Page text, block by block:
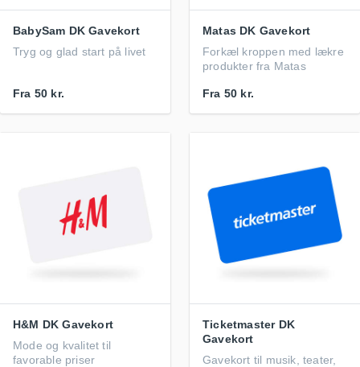
BabySam DK Gavekort
Tryg og glad start på livet
Fra 50 kr.
Matas DK Gavekort
Forkæl kroppen med lækre
produkter fra Matas
Fra 50 kr.
H&M DK Gavekort
Mode og kvalitet til
favorable priser
Ticketmaster DK
Gavekort
Gavekort til musik, teater,